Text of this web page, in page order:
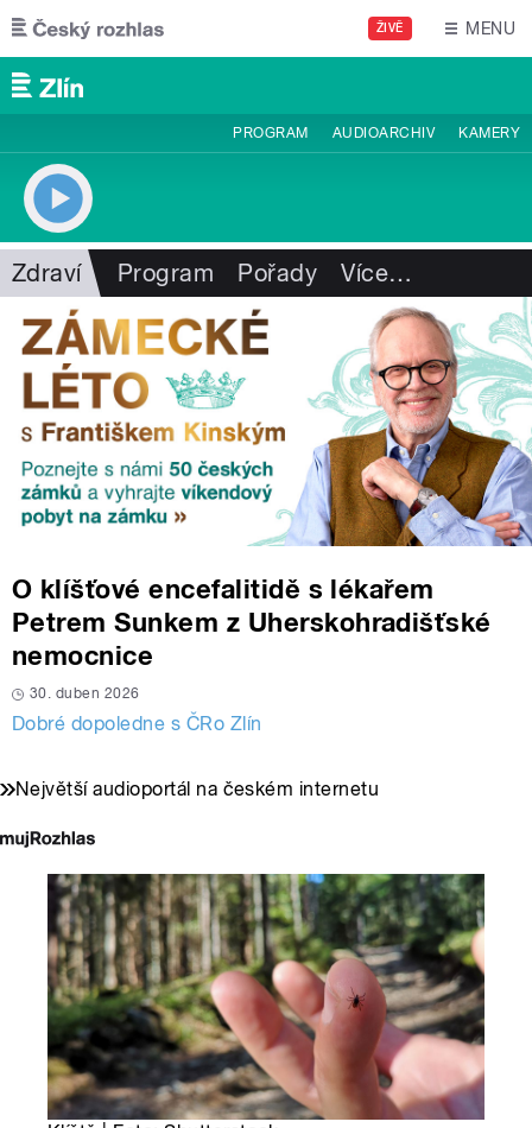
Přejít k hlavnímu obsahu
ŽIVĚ MENU
PROGRAM AUDIOARCHIV KAMERY
Zdraví Program Pořady Více…
O klíšťové encefalitidě s lékařem
Petrem Sunkem z Uherskohradišťské
nemocnice
30. duben 2026
Dobré dopoledne s ČRo Zlín
Největší audioportál na českém internetu